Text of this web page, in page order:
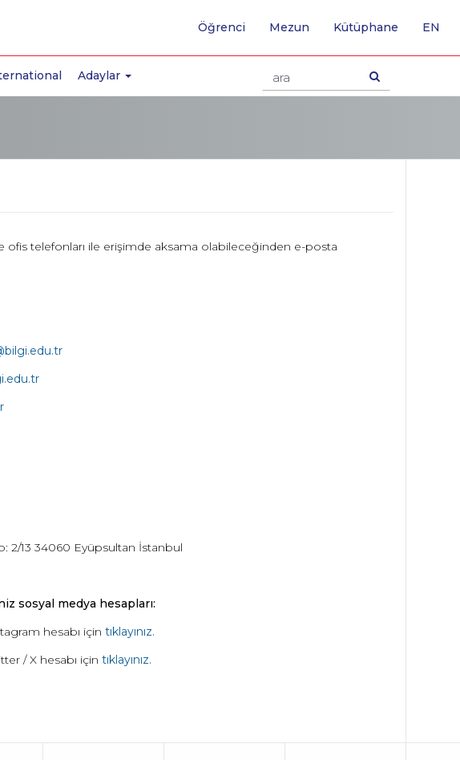
Adaylar
Öğrenci Mezun Kütüphane EN
telefonları ile erişimde aksama olabileceğinden e-posta
2/13 34060 Eyüpsultan İstanbul
sosyal medya hesapları:
hesabı için tıklayınız.
/ X hesabı için tıklayınız.